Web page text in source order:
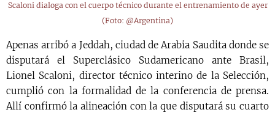
Scaloni dialoga con el cuerpo técnico durante el entrenamiento de ayer
(Foto: @Argentina)
Apenas arribó a Jeddah, ciudad de Arabia Saudita donde se
disputará el Superclásico Sudamericano ante Brasil,
Lionel Scaloni, director técnico interino de la Selección,
cumplió con la formalidad de la conferencia de prensa.
Allí confirmó la alineación con la que disputará su cuarto